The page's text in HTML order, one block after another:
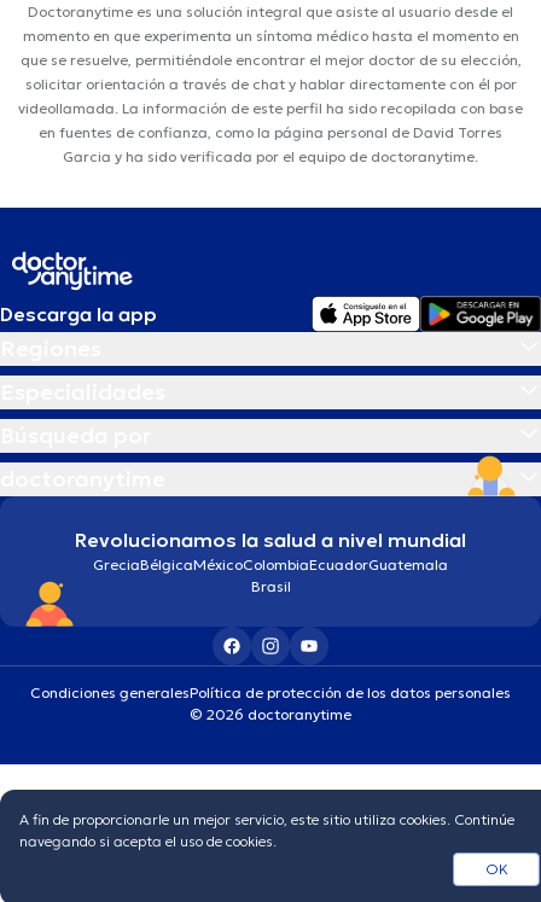
Doctoranytime es una solución integral que asiste al usuario desde el
momento en que experimenta un síntoma médico hasta el momento en
que se resuelve, permitiéndole encontrar el mejor doctor de su elección,
solicitar orientación a través de chat y hablar directamente con él por
videollamada. La información de este perfil ha sido recopilada con base
en fuentes de confianza, como la página personal de David Torres
Garcia y ha sido verificada por el equipo de doctoranytime.
Descarga la app
Revolucionamos la salud a nivel mundial
GreciaBélgicaMéxicoColombiaEcuadorGuatemala
Brasil
Condiciones generalesPolítica de protección de los datos personales
© 2026 doctoranytime
A fin de proporcionarle un mejor servicio, este sitio utiliza cookies. Continúe
navegando si acepta el uso de cookies.
OK